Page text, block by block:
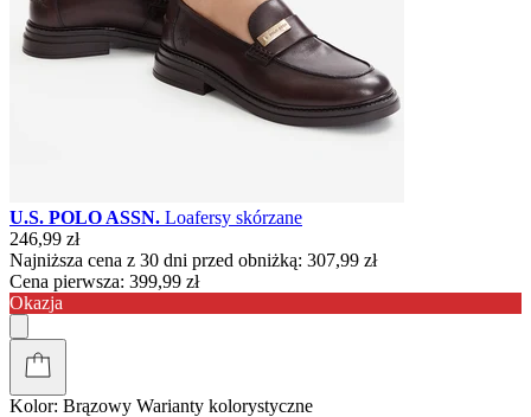
U.S. POLO ASSN. Loafersy skórzane
246,99 zł
Najniższa cena z 30 dni przed obniżką: 307,99 zł
Cena pierwsza: 399,99 zł
Okazja
Kolor: Brązowy Warianty kolorystyczne